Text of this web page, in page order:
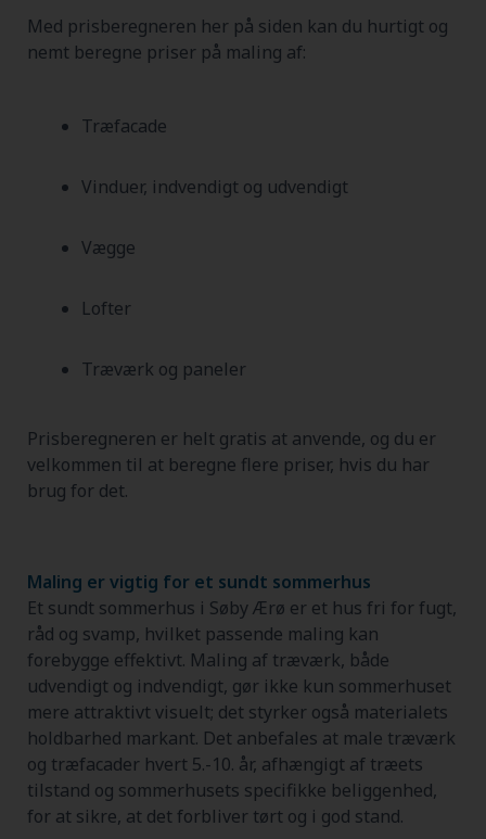
Med prisberegneren her på siden kan du hurtigt og
nemt beregne priser på maling af:
Træfacade
Vinduer, indvendigt og udvendigt
Vægge
Lofter
Træværk og paneler
Prisberegneren er helt gratis at anvende, og du er
velkommen til at beregne flere priser, hvis du har
brug for det.
Maling er vigtig for et sundt sommerhus
Et sundt sommerhus i Søby Ærø er et hus fri for fugt,
råd og svamp, hvilket passende maling kan
forebygge effektivt. Maling af træværk, både
udvendigt og indvendigt, gør ikke kun sommerhuset
mere attraktivt visuelt; det styrker også materialets
holdbarhed markant. Det anbefales at male træværk
og træfacader hvert 5.-10. år, afhængigt af træets
tilstand og sommerhusets specifikke beliggenhed,
for at sikre, at det forbliver tørt og i god stand.